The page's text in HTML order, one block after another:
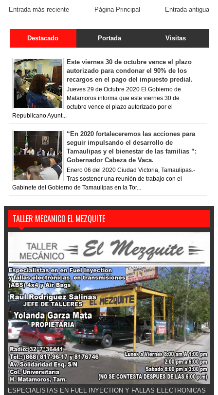
Entrada más reciente Entrada antigua
Página Principal
Destacado Portada Visitas
Este viernes 30 de octubre vence el plazo
autorizado para condonar el 90% de los
recargos en el pago del impuesto predial.
Jueves 29 de Octubre 2020 El Gobierno de
Matamoros informa que este viernes 30 de
octubre vence el plazo autorizado por el
Republicano Ayunt...
“En 2020 fortaleceremos las acciones para
seguir impulsando el desarrollo de
Tamaulipas y el bienestar de las familias ”:
Gobernador Cabeza de Vaca.
Enero 06 del 2020 Ciudad Victoria, Tamaulipas.-
Tras sostener una reunión de trabajo con el
Gabinete del Gobierno de Tamaulipas en la Tor...
TALLER MECANICO EL MEZQUITE
ESPECIALISTAS EN FUEL INYECTION Y FALLAS ELECTRONICAS